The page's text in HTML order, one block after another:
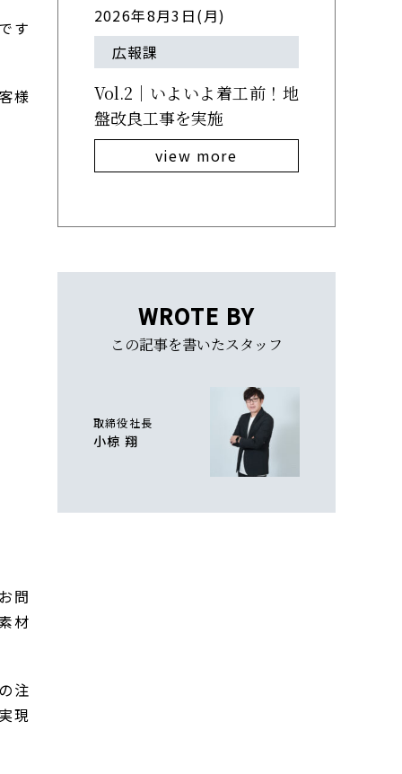
す
様
問
材
注
現
2026年8月3日(月)
広報課
Vol.2｜いよいよ着工前！地
盤改良工事を実施
view more
WROTE BY
この記事を書いたスタッフ
取締役社長
小椋 翔